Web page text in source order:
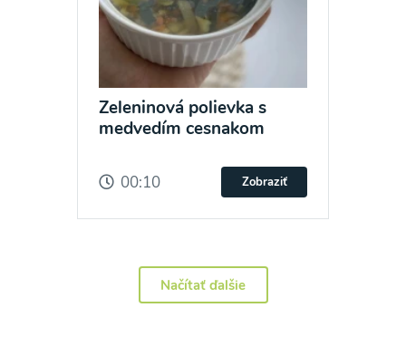
Zeleninová polievka s
medvedím cesnakom
00:10 Zobraziť
Načítať ďalšie
prečítal(a)informácie o Ochrane osobných
a súhlasím s nimi.